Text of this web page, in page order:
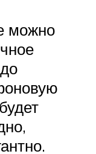
можно